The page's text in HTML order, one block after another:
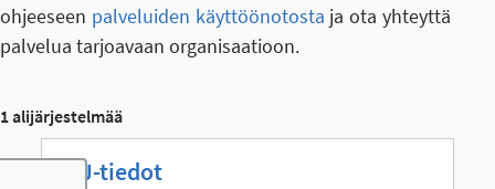
ohjeeseen palveluiden käyttöönotosta ja ota yhteyttä
palvelua tarjoavaan organisaatioon.
1 alijärjestelmää
Toggle navigation
YTJ-tiedot